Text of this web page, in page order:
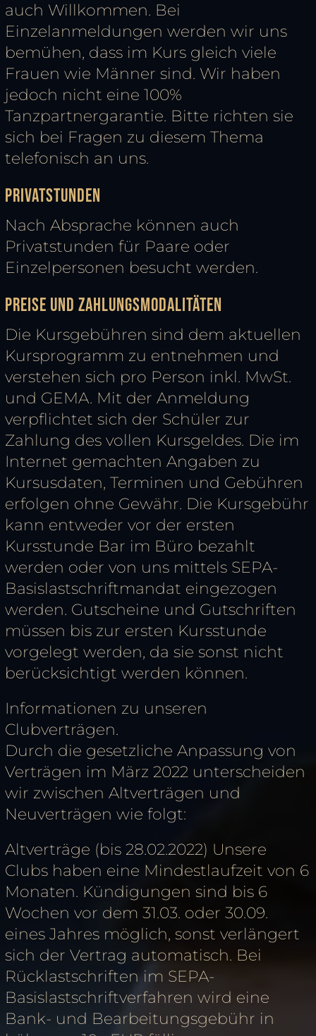
auch Willkommen. Bei
Einzelanmeldungen werden wir uns
bemühen, dass im Kurs gleich viele
Frauen wie Männer sind. Wir haben
jedoch nicht eine 100%
Tanzpartnergarantie. Bitte richten sie
sich bei Fragen zu diesem Thema
telefonisch an uns.
Privatstunden
Nach Absprache können auch
Privatstunden für Paare oder
Einzelpersonen besucht werden.
Preise und Zahlungsmodalitäten
Die Kursgebühren sind dem aktuellen
Kursprogramm zu entnehmen und
verstehen sich pro Person inkl. MwSt.
und GEMA. Mit der Anmeldung
verpflichtet sich der Schüler zur
Zahlung des vollen Kursgeldes. Die im
Internet gemachten Angaben zu
Kursusdaten, Terminen und Gebühren
erfolgen ohne Gewähr. Die Kursgebühr
kann entweder vor der ersten
Kursstunde Bar im Büro bezahlt
werden oder von uns mittels SEPA-
Basislastschriftmandat eingezogen
werden. Gutscheine und Gutschriften
müssen bis zur ersten Kursstunde
vorgelegt werden, da sie sonst nicht
berücksichtigt werden können.
Informationen zu unseren
Clubverträgen.
Durch die gesetzliche Anpassung von
Verträgen im März 2022 unterscheiden
wir zwischen Altverträgen und
Neuverträgen wie folgt:
Altverträge (bis 28.02.2022) Unsere
Clubs haben eine Mindestlaufzeit von 6
Monaten. Kündigungen sind bis 6
Wochen vor dem 31.03. oder 30.09.
eines Jahres möglich, sonst verlängert
sich der Vertrag automatisch. Bei
Rücklastschriften im SEPA-
Basislastschriftverfahren wird eine
Bank- und Bearbeitungsgebühr in